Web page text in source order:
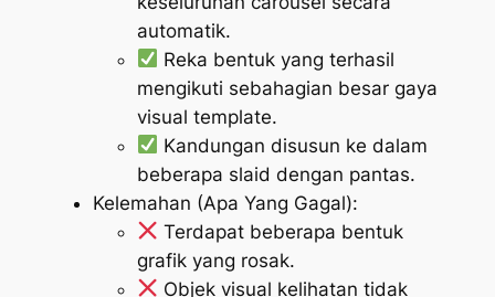
automatik.
Reka bentuk yang terhasil
mengikuti sebahagian besar gaya
visual template.
Kandungan disusun ke dalam
beberapa slaid dengan pantas.
Kelemahan (Apa Yang Gagal):
Terdapat beberapa bentuk
grafik yang rosak.
Objek visual kelihatan tidak